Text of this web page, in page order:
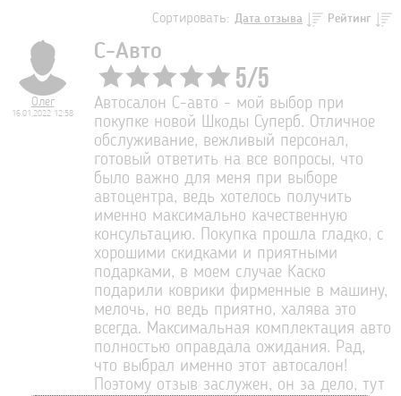
Сортировать: Дата отзыва Рейтинг
Олег
16.01.2022 12:58
С-Авто
5/5
Автосалон С-авто - мой выбор при
покупке новой Шкоды Суперб. Отличное
обслуживание, вежливый персонал,
готовый ответить на все вопросы, что
было важно для меня при выборе
автоцентра, ведь хотелось получить
именно максимально качественную
консультацию. Покупка прошла гладко, с
хорошими скидками и приятными
подарками, в моем случае Каско
подарили коврики фирменные в машину,
мелочь, но ведь приятно, халява это
всегда. Максимальная комплектация авто
полностью оправдала ожидания. Рад,
что выбрал именно этот автосалон!
Поэтому отзыв заслужен, он за дело, тут